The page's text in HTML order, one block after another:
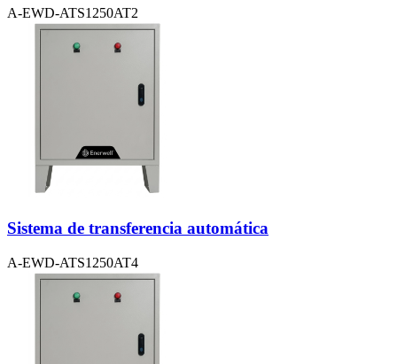
A-EWD-ATS1250AT2
Sistema de transferencia automática
A-EWD-ATS1250AT4